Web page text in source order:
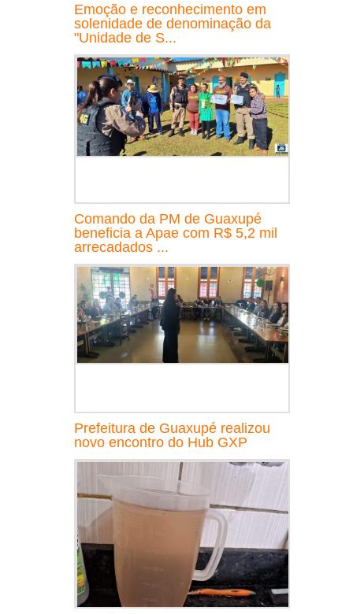
Emoção e reconhecimento em
solenidade de denominação da
"Unidade de S...
Comando da PM de Guaxupé
beneficia a Apae com R$ 5,2 mil
arrecadados ...
Prefeitura de Guaxupé realizou
novo encontro do Hub GXP